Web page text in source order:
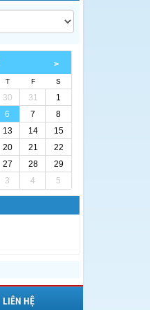
T F S
30 31
1
6 7
8
13 14
15
20 21
22
27 28
29
3 4 5
LIÊN HỆ